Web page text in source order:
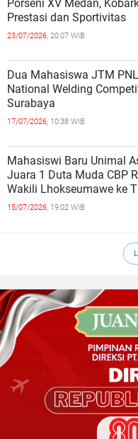
Porseni XV Medan,
Prestasi dan Sportivitas
23/07/2026, 20:07 WIB
Dua Mahasiswa JTM
National Welding
Surabaya
17/07/2026, 10:38 WIB
Mahasiswi Baru Unimal
Juara 1 Duta Muda CBP
Wakili Lhokseumawe ke
15/07/2026, 19:02 WIB